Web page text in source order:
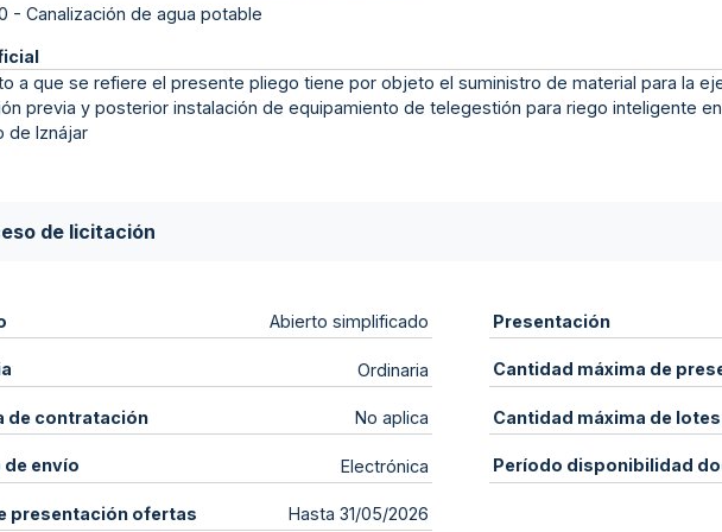
- Canalización de agua potable
a que se refiere el presente pliego tiene por objeto el suministro de material para la
previa y posterior instalación de equipamiento de telegestión para riego inteligente
de Iznájar
de licitación
Abierto simplificado
Ordinaria
de contratación No aplica
envío Electrónica
presentación ofertas Hasta 31/05/2026
Presentación
Cantidad máxima de
Cantidad máxima de
Período disponibilidad